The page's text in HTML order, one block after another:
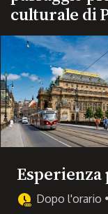
culturale di
Dopo l'orario